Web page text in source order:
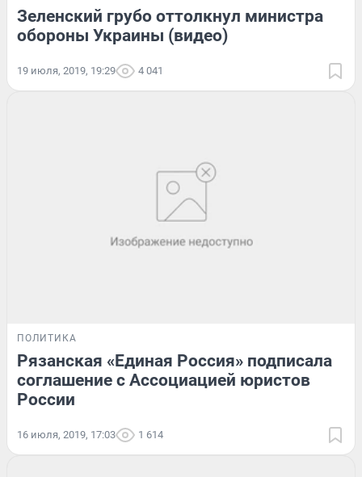
Зеленский грубо оттолкнул министра
обороны Украины (видео)
19 июля, 2019, 19:29 4 041
ПОЛИТИКА
Рязанская «Единая Россия» подписала
соглашение с Ассоциацией юристов
России
16 июля, 2019, 17:03 1 614